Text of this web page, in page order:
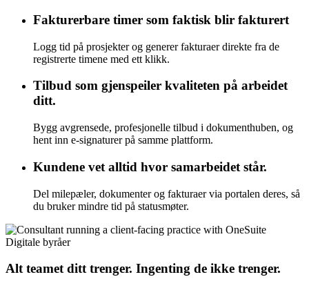
Fakturerbare timer som faktisk blir fakturert
Logg tid på prosjekter og generer fakturaer direkte fra de
registrerte timene med ett klikk.
Tilbud som gjenspeiler kvaliteten på arbeidet
ditt.
Bygg avgrensede, profesjonelle tilbud i dokumenthuben, og
hent inn e-signaturer på samme plattform.
Kundene vet alltid hvor samarbeidet står.
Del milepæler, dokumenter og fakturaer via portalen deres, så
du bruker mindre tid på statusmøter.
Digitale byråer
Alt teamet ditt trenger. Ingenting de ikke trenger.